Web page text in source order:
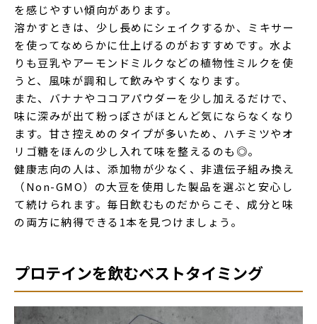
を感じやすい傾向があります。
溶かすときは、少し長めにシェイクするか、ミキサー
を使ってなめらかに仕上げるのがおすすめです。水よ
りも豆乳やアーモンドミルクなどの植物性ミルクを使
うと、風味が調和して飲みやすくなります。
また、バナナやココアパウダーを少し加えるだけで、
味に深みが出て粉っぽさがほとんど気にならなくなり
ます。甘さ控えめのタイプが多いため、ハチミツやオ
リゴ糖をほんの少し入れて味を整えるのも◎。
健康志向の人は、添加物が少なく、非遺伝子組み換え
（Non-GMO）の大豆を使用した製品を選ぶと安心し
て続けられます。毎日飲むものだからこそ、成分と味
の両方に納得できる1本を見つけましょう。
プロテインを飲むベストタイミング